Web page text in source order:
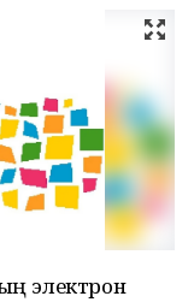
электрон